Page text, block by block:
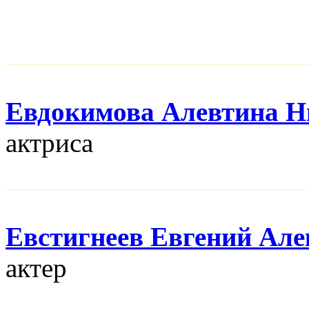
Евдокимова Алевтина
актриса
Евстигнеев Евгений
актер